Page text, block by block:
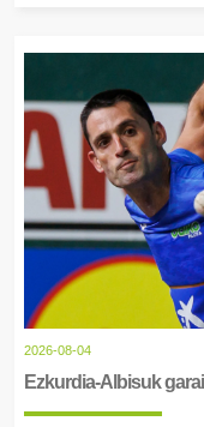
2026-08-04
Ezkurdia-Albisuk